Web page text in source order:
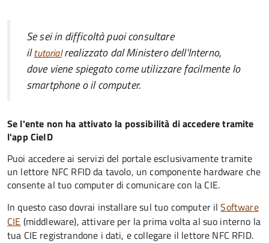
Se sei in difficoltà puoi consultare
iltutorialrealizzato dal Ministero dell'Interno,
dove viene spiegato come utilizzare facilmente lo
smartphone o il computer.
Se l'ente non ha attivato la possibilità di accedere tramite
l'app CieID
Puoi accedere ai servizi del portale esclusivamente tramite
un lettore NFC RFID da tavolo, un componente hardware che
consente al tuo computer di comunicare con la CIE.
In questo caso dovrai installare sul tuo computer ilSoftware
CIE (middleware), attivare per la prima volta al suo interno la
tua CIE registrandone i dati, e collegare il lettore NFC RFID.